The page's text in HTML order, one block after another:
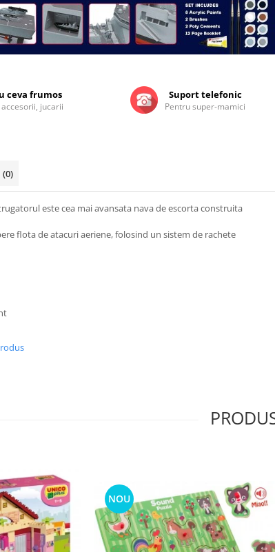
ceva frumos
jucarii
Suport telefonic
Pentru super-mamici
(0)
este cea mai avansata nava de escorta construita
flota de atacuri aeriene, folosind un sistem de rachete
NOU